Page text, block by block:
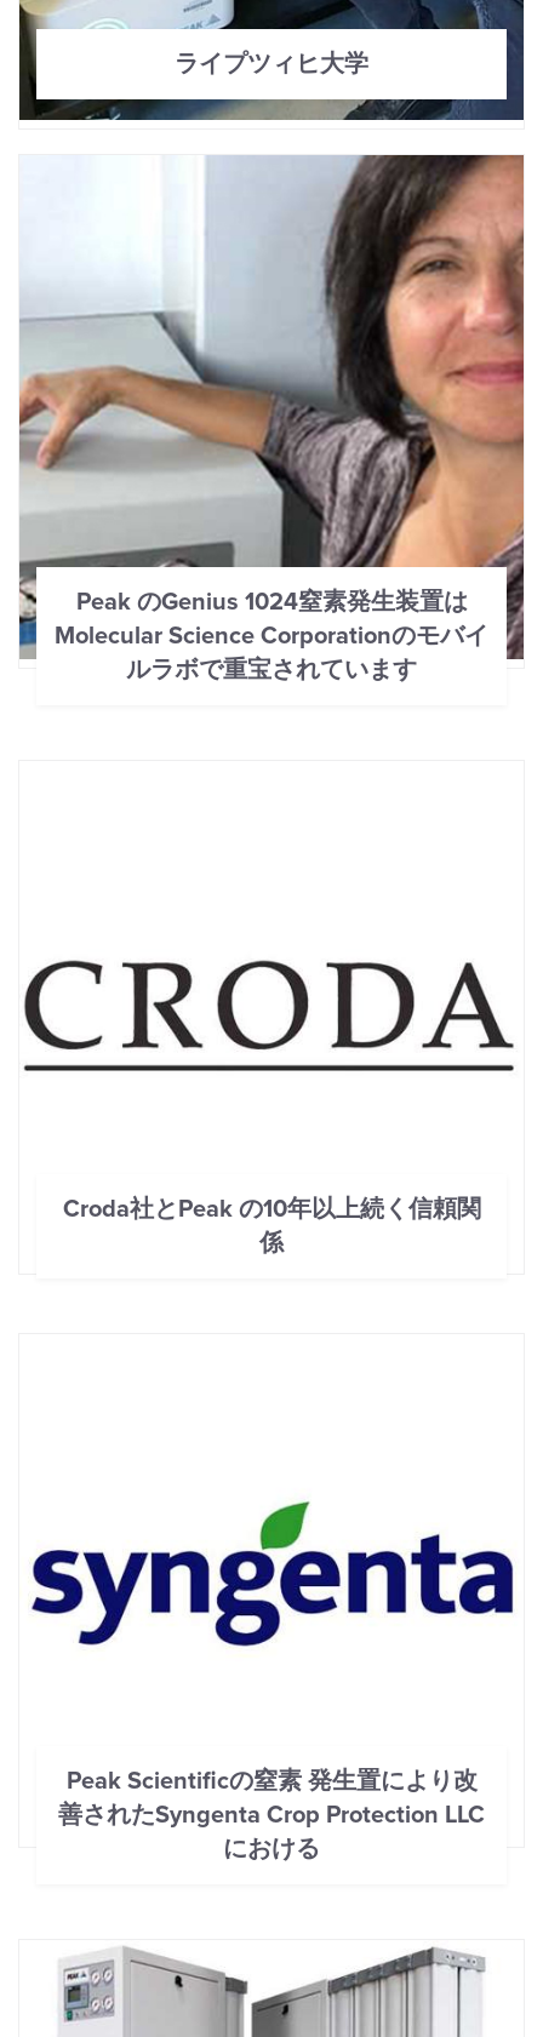
ライプツィヒ大学
Peak のGenius 1024窒素発生装置は
Molecular Science Corporationのモバイ
ルラボで重宝されています
Croda社とPeak の10年以上続く信頼関
係
Peak Scientificの窒素 発生置により改
善されたSyngenta Crop Protection LLC
における